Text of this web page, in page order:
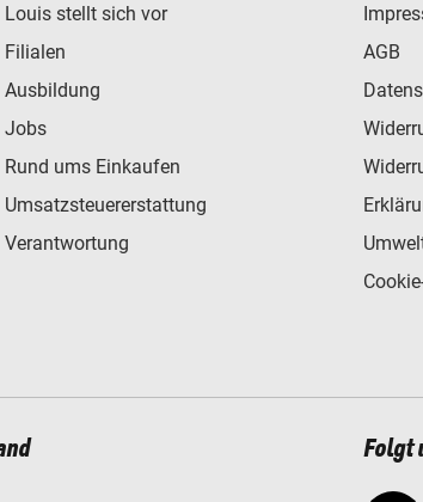
Louis stellt sich vor
Filialen
Ausbildung
Jobs
Rund ums Einkaufen
Umsatzsteuererstattung
Verantwortung
AGB
Folgt